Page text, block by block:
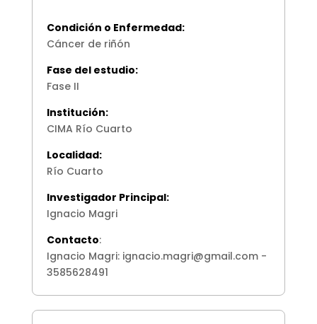
Condición o Enfermedad:
Cáncer de riñón
Fase del estudio:
Fase II
Institución:
CIMA Río Cuarto
Localidad:
Río Cuarto
Investigador Principal:
Ignacio Magri
Contacto:
Ignacio Magri: ignacio.magri@gmail.com -
3585628491